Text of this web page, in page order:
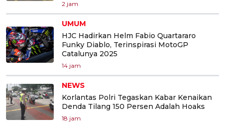
2 jam
UMUM
HJC Hadirkan Helm Fabio Quartararo
Funky Diablo, Terinspirasi MotoGP
Catalunya 2025
14 jam
NEWS
Korlantas Polri Tegaskan Kabar Kenaikan
Denda Tilang 150 Persen Adalah Hoaks
18 jam